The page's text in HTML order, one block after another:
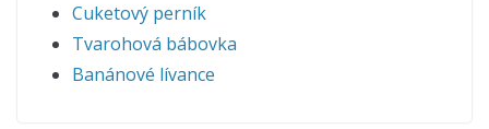
Cuketový perník
Tvarohová bábovka
Banánové lívance